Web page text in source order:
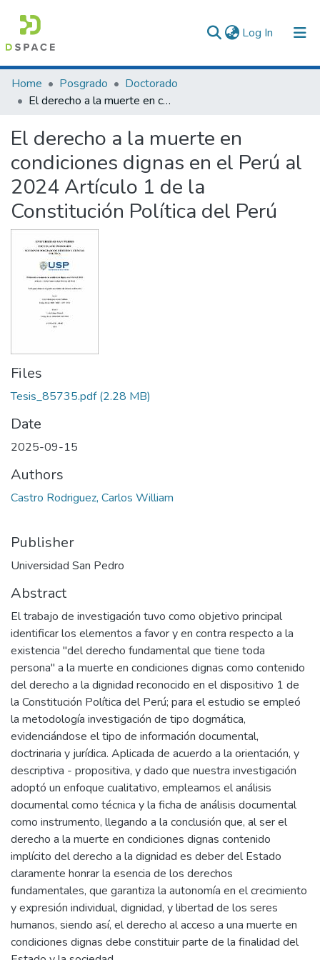
Log In (current)
Communities & Collections
All of DSpace
Statistics
Home Posgrado
Doctorado
El derecho a la muerte en condiciones dignas en el Perú al 2024 Artículo 1 de la Constitución Política del Perú
El derecho a la muerte en
condiciones dignas en el Perú al
2024 Artículo 1 de la
Constitución Política del Perú
Files
Tesis_85735.pdf(2.28 MB)
Date
2025-09-15
Authors
Castro Rodriguez, Carlos William
Publisher
Universidad San Pedro
Abstract
El trabajo de investigación tuvo como objetivo principal
identificar los elementos a favor y en contra respecto a la
existencia "del derecho fundamental que tiene toda
persona" a la muerte en condiciones dignas como contenido
del derecho a la dignidad reconocido en el dispositivo 1 de
la Constitución Política del Perú; para el estudio se empleó
la metodología investigación de tipo dogmática,
evidenciándose el tipo de información documental,
doctrinaria y jurídica. Aplicada de acuerdo a la orientación, y
descriptiva - propositiva, y dado que nuestra investigación
adoptó un enfoque cualitativo, empleamos el análisis
documental como técnica y la ficha de análisis documental
como instrumento, llegando a la conclusión que, al ser el
derecho a la muerte en condiciones dignas contenido
implícito del derecho a la dignidad es deber del Estado
claramente honrar la esencia de los derechos
fundamentales, que garantiza la autonomía en el crecimiento
y expresión individual, dignidad, y libertad de los seres
humanos, siendo así, el derecho al acceso a una muerte en
condiciones dignas debe constituir parte de la finalidad del